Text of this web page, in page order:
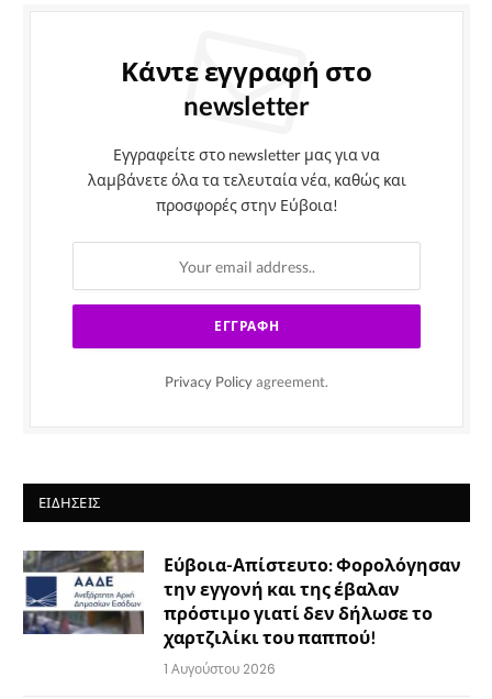
Κάντε εγγραφή στο
newsletter
Εγγραφείτε στο newsletter μας για να
λαμβάνετε όλα τα τελευταία νέα, καθώς και
προσφορές στην Εύβοια!
Privacy Policy agreement.
ΕΙΔΉΣΕΙΣ
Εύβοια-Απίστευτο: Φορολόγησαν
την εγγονή και της έβαλαν
πρόστιμο γιατί δεν δήλωσε το
χαρτζιλίκι του παππού!
1 Αυγούστου 2026